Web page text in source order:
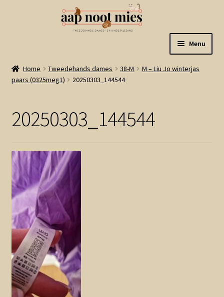
naar
navigatie
de
inhoud
Menu
Welkom
Winkel
Winkelmand
Linkjes
Contact en nieuwsbrief
Home Tweedehands dames 38-M
M – Liu Jo winterjas
paars (0325meg1)
20250303_144544
20250303_144544